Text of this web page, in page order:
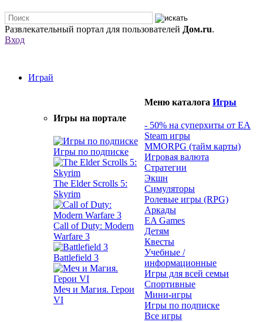
Развлекательный портал для пользователей Дом.ru.
Вход
Играй
Игры на портале
Игры по подписке
The Elder Scrolls 5:
Skyrim
Call of Duty: Modern
Warfare 3
Battlefield 3
Меч и Магия. Герои
VI
Меню каталога Игры
- 50% на суперхиты от EA
Steam игры
MMORPG (тайм карты)
Игровая валюта
Стратегии
Экшн
Симуляторы
Ролевые игры (RPG)
Аркады
EA Games
Детям
Квесты
Учебные /
информационные
Игры для всей семьи
Спортивные
Мини-игры
Игры по подписке
Все игры